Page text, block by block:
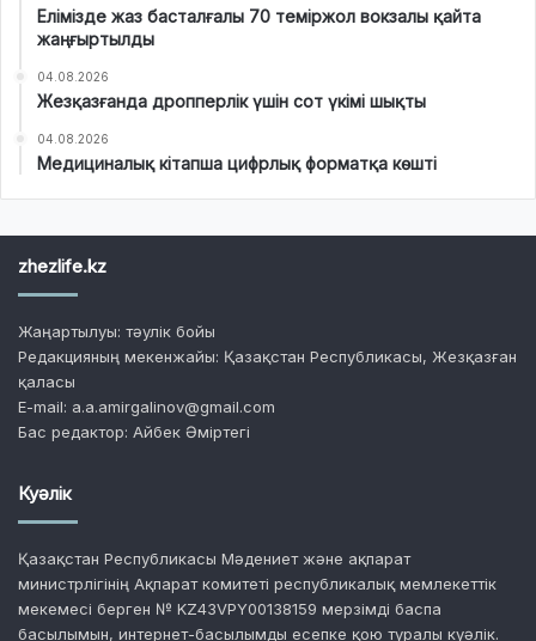
Елімізде жаз басталғалы 70 теміржол вокзалы қайта
жаңғыртылды
04.08.2026
Жезқазғанда дропперлік үшін сот үкімі шықты
04.08.2026
Медициналық кітапша цифрлық форматқа көшті
zhezlife.kz
Жаңартылуы: тәулік бойы
Редакцияның мекенжайы: Қазақстан Республикасы, Жезқазған
қаласы
E-mail: a.a.amirgalinov@gmail.com
Бас редактор: Айбек Әміртегі
Куәлік
Қазақстан Республикасы Мәдениет және ақпарат
министрлігінің Ақпарат комитеті республикалық мемлекеттік
мекемесі берген № KZ43VPY00138159 мерзімді баспа
басылымын, интернет-басылымды есепке қою туралы куәлік.